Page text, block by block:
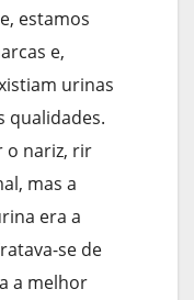
estamos
e,
urinas
qualidades.
o nariz, rir
mas a
era a
se de
a melhor